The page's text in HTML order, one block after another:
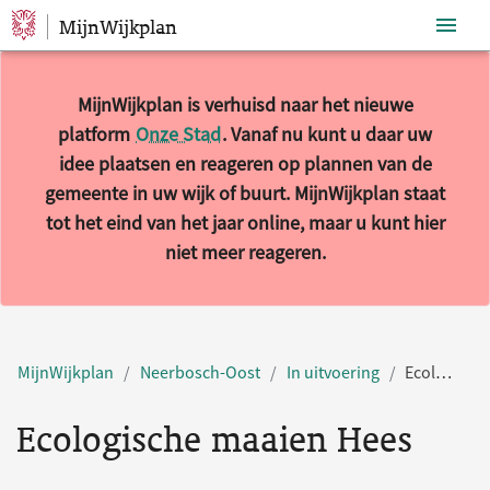
Sla navigatie over
MijnWijkplan
MijnWijkplan is verhuisd naar het nieuwe
platform Onze Stad. Vanaf nu kunt u daar uw
idee plaatsen en reageren op plannen van de
gemeente in uw wijk of buurt. MijnWijkplan staat
tot het eind van het jaar online, maar u kunt hier
niet meer reageren.
MijnWijkplan Neerbosch-Oost In uitvoering Ecologische maaien Hees
Ecologische maaien Hees